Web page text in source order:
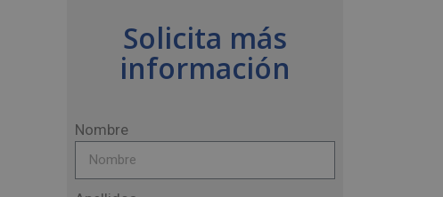
Solicita más
información
Nombre